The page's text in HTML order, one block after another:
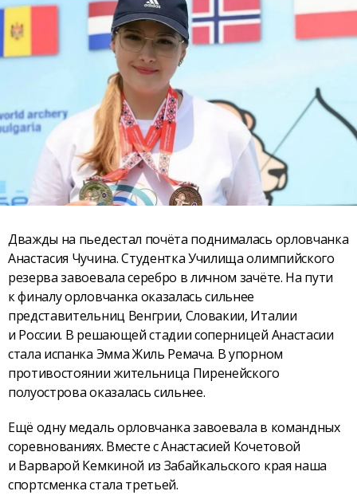
Дважды на пьедестал почёта поднималась орловчанка
Анастасия Чучина. Студентка Училища олимпийского
резерва завоевала серебро в личном зачёте. На пути
к финалу орловчанка оказалась сильнее
представительниц Венгрии, Словакии, Италии
и России. В решающей стадии соперницей Анастасии
стала испанка Эмма Жиль Ремача. В упорном
противостоянии жительница Пиренейского
полуострова оказалась сильнее.
Ещё одну медаль орловчанка завоевала в командных
соревнованиях. Вместе с Анастасией Кочетовой
и Варварой Кемкиной из Забайкальского края наша
спортсменка стала третьей.